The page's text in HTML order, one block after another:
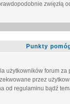
zwięzłą
Punkty
użytkowników forum
przez
od regulaminu bądź